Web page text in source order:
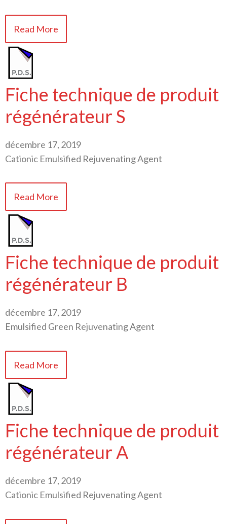
Read More
Fiche technique de produit
régénérateur S
décembre 17, 2019
Cationic Emulsified Rejuvenating Agent
Read More
Fiche technique de produit
régénérateur B
décembre 17, 2019
Emulsified Green Rejuvenating Agent
Read More
Fiche technique de produit
régénérateur A
décembre 17, 2019
Cationic Emulsified Rejuvenating Agent